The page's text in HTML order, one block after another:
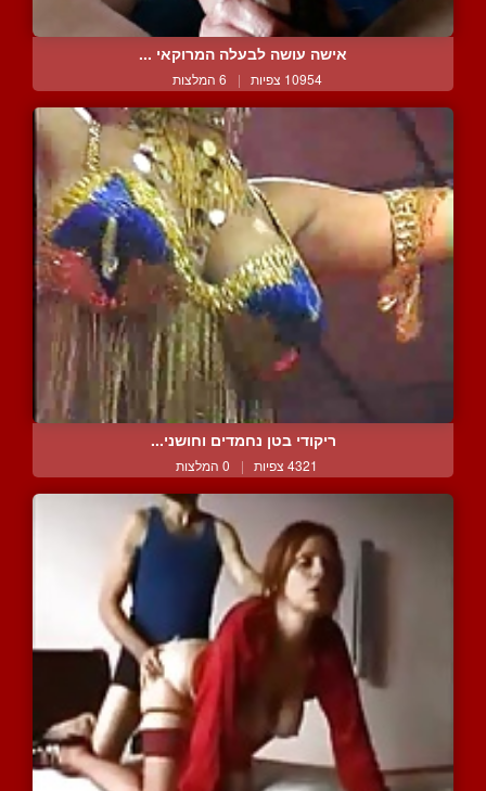
אישה עושה לבעלה המרוקאי ...
10954 צפיות | 6 המלצות
ריקודי בטן נחמדים וחושני...
4321 צפיות | 0 המלצות